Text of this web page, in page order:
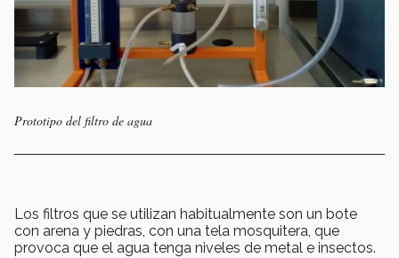
Prototipo del filtro de agua
Los filtros que se utilizan habitualmente son un bote
con arena y piedras, con una tela mosquitera, que
provoca que el agua tenga niveles de metal e insectos.